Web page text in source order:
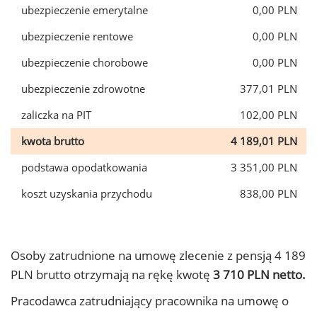
ubezpieczenie emerytalne
0,00 PLN
ubezpieczenie rentowe
0,00 PLN
ubezpieczenie chorobowe
0,00 PLN
ubezpieczenie zdrowotne
377,01 PLN
zaliczka na PIT
102,00 PLN
kwota brutto
4 189,01 PLN
podstawa opodatkowania
3 351,00 PLN
koszt uzyskania przychodu
838,00 PLN
Osoby zatrudnione na umowę zlecenie z pensją 4 189
PLN brutto otrzymają na rękę kwotę 3 710 PLN netto.
Pracodawca zatrudniający pracownika na umowę o